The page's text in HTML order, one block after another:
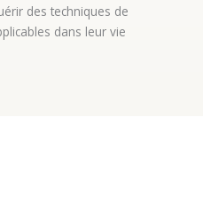
des techniques de
dans leur vie